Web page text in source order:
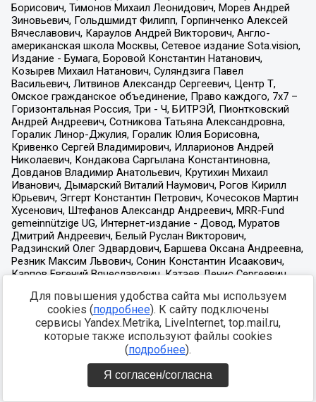
Для повышения удобства сайта мы используем
cookies (подробнее). К сайту подключены
сервисы Yandex.Metrika, LiveInternet, top.mail.ru,
которые также используют файлы cookies
(подробнее).
Я согласен/согласна